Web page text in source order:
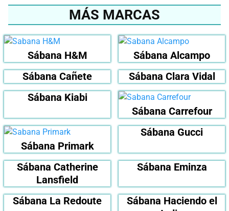
MÁS MARCAS
Sábana H&M
Sábana Alcampo
Sábana Cañete
Sábana Clara Vidal
Sábana Kiabi
Sábana Carrefour
Sábana Primark
Sábana Gucci
Sábana Catherine
Lansfield
Sábana Eminza
Sábana La Redoute
Sábana Haciendo el